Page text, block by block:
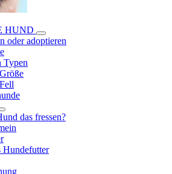
HUND
oder adoptieren
Typen
das fressen?
Hundefutter